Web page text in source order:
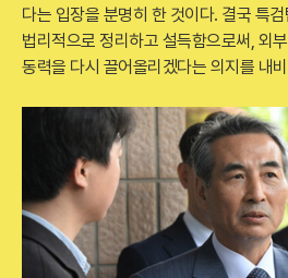
다는 입장을 분명히 한 것이다. 결국 특
법리적으로 정리하고 설득함으로써, 외
동력을 다시 끌어올리겠다는 의지를 내